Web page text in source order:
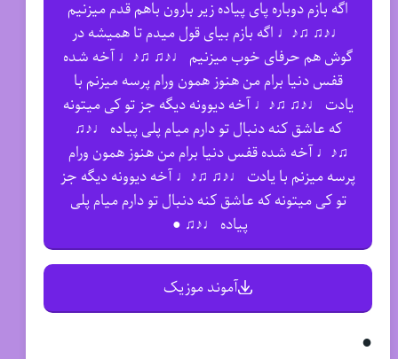
اگه بازم دوباره پای پیاده زیر بارون باهم قدم میزنیم
♩♪♫ ♫♪♩ اگه بازم بیای قول میدم تا همیشه در
گوش هم حرفای خوب میزنیم ♩♪♫ ♫♪♩ آخه شده
قفس دنیا برام من هنوز همون ورام پرسه میزنم با
یادت ♩♪♫ ♫♪♩ آخه دیوونه دیگه جز تو کی میتونه
که عاشق کنه دنبال تو دارم میام پلی پیاده ♩♪♫
♫♪♩ آخه شده قفس دنیا برام من هنوز همون ورام
پرسه میزنم با یادت ♩♪♫ ♫♪♩ آخه دیوونه دیگه جز
تو کی میتونه که عاشق کنه دنبال تو دارم میام پلی
پیاده ♩♪♫ ●
آموند موزیک
●